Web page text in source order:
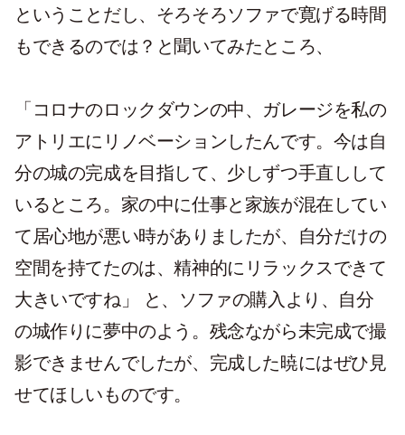
ということだし、そろそろソファで寛げる時間
もできるのでは？と聞いてみたところ、
「コロナのロックダウンの中、ガレージを私の
アトリエにリノベーションしたんです。今は自
分の城の完成を目指して、少しずつ手直しして
いるところ。家の中に仕事と家族が混在してい
て居心地が悪い時がありましたが、自分だけの
空間を持てたのは、精神的にリラックスできて
大きいですね」 と、ソファの購入より、自分
の城作りに夢中のよう。残念ながら未完成で撮
影できませんでしたが、完成した暁にはぜひ見
せてほしいものです。